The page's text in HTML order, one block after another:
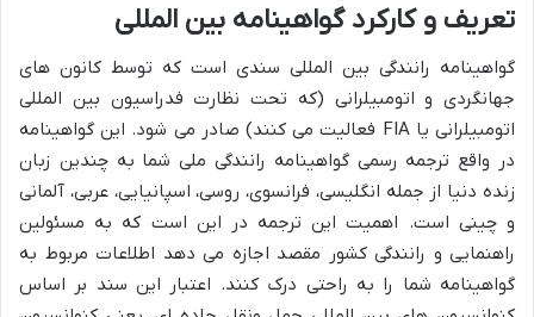
تعریف و کارکرد گواهینامه بین المللی
گواهینامه رانندگی بین المللی سندی است که توسط کانون های
جهانگردی و اتومبیلرانی (که تحت نظارت فدراسیون بین المللی
اتومبیلرانی یا FIA فعالیت می کنند) صادر می شود. این گواهینامه
در واقع ترجمه رسمی گواهینامه رانندگی ملی شما به چندین زبان
زنده دنیا از جمله انگلیسی، فرانسوی، روسی، اسپانیایی، عربی، آلمانی
و چینی است. اهمیت این ترجمه در این است که به مسئولین
راهنمایی و رانندگی کشور مقصد اجازه می دهد اطلاعات مربوط به
گواهینامه شما را به راحتی درک کنند. اعتبار این سند بر اساس